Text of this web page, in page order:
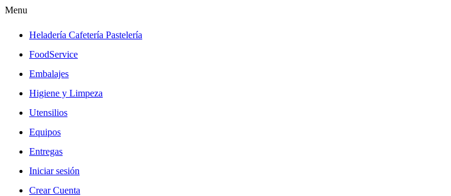
Menu
Heladería Cafetería Pastelería
FoodService
Embalajes
Higiene y Limpeza
Utensilios
Equipos
Entregas
Iniciar sesión
Crear Cuenta